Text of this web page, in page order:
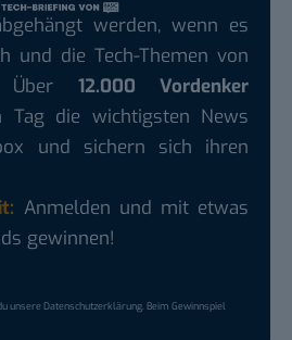
werden, wenn es
und die Tech-Themen von
Über 12.000 Vordenker
Tag die wichtigsten News
und sichern sich ihren
Anmelden und mit etwas
gewinnen!
unsereDatenschutzerklärung. Beim Gewinnspiel